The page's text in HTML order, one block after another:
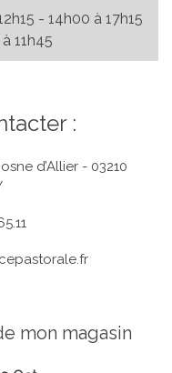
- 14h00 à 17h15
11h45
:
d’Allier - 03210
mon magasin